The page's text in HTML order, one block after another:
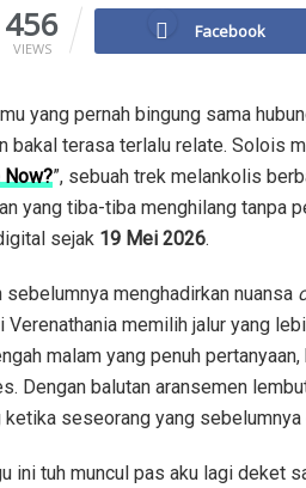
456
VIEWS
Facebook
yang pernah bingung sama
bakal terasa terlalu relate. Solois
Now?”, sebuah trek melankolis
yang tiba-tiba menghilang tanpa
sejak 19 Mei 2026.
sebelumnya menghadirkan nuansa
Verenathania memilih jalur yang
malam yang penuh
Dengan balutan aransemen
seseorang yang sebelumnya
ini tuh muncul pas aku lagi deket